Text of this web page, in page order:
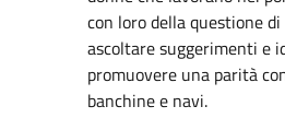
con loro della questione
ascoltare suggerimenti e
promuovere una parità
banchine e navi.